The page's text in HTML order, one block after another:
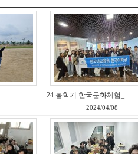
24 봄학기 한국문화체험_...
2024/04/08